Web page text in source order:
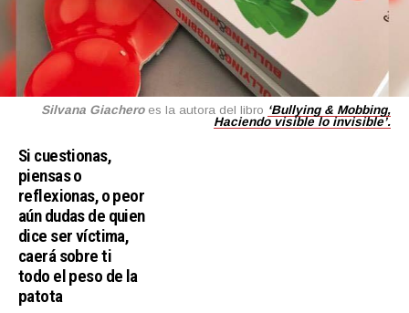
Silvana Giachero es la autora del libro ‘Bullying & Mobbing,
Haciendo visible lo invisible’.
Si cuestionas,
piensas o
reflexionas, o peor
aún dudas de quien
dice ser víctima,
caerá sobre ti
todo el peso de la
patota